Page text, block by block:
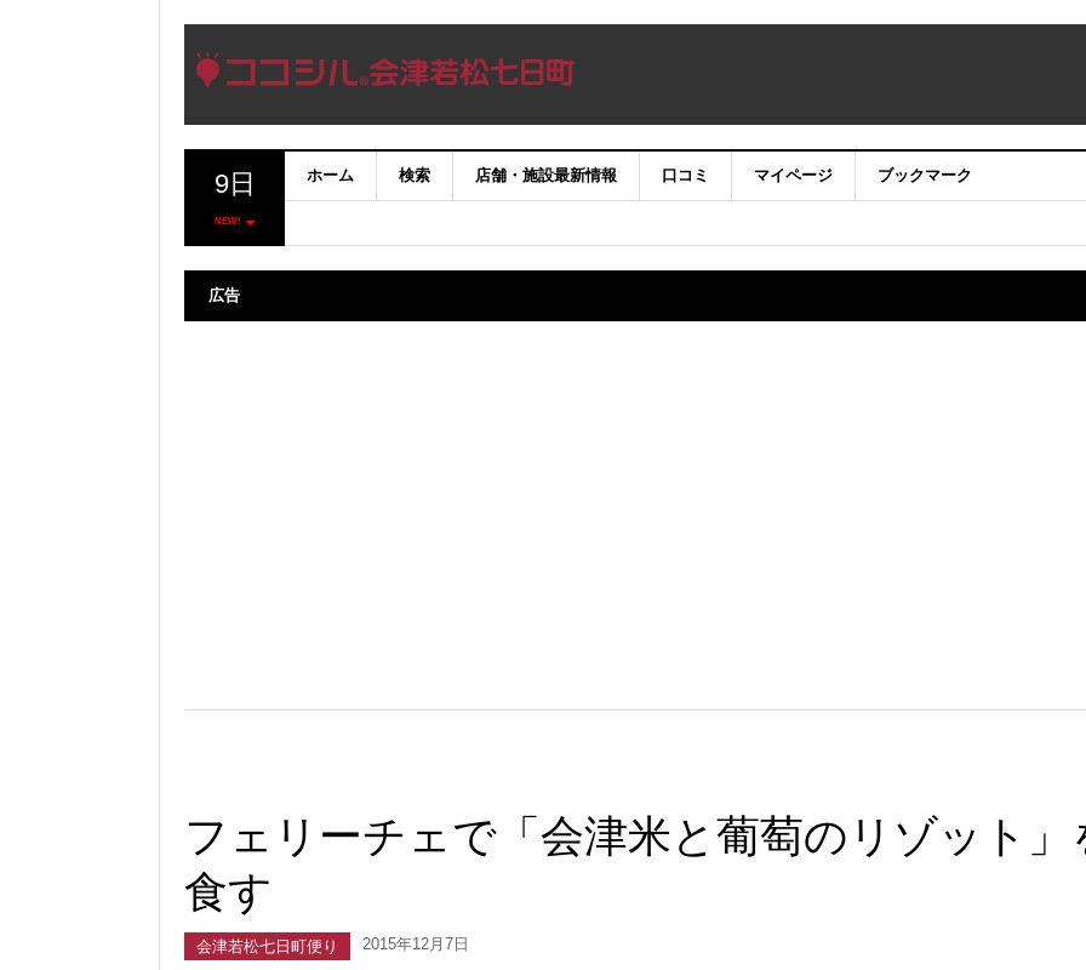
9日
NEW!
ホーム 検索 店舗・施設最新情報 口コミ マイページ ブックマーク
広告
フェリーチェで「会津米と葡萄のリゾット」
食す
会津若松七日町便り 2015年12月7日